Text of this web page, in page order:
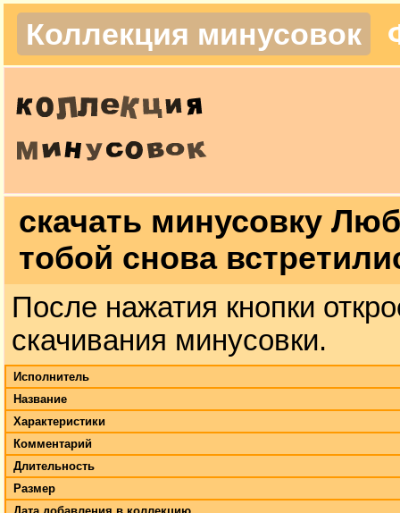
Коллекция минусовок
скачать минусовку
тобой снова
После нажатия кнопки
скачивания минусовки.
Исполнитель
Название
Характеристики
Комментарий
Длительность
Размер
Дата добавления в коллекцию